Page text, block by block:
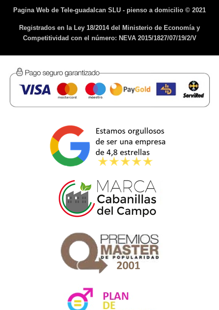
Pagina Web de Tele-guadalcan SLU - pienso a domicilio © 2021
Registrados en la Ley 18/2014 del Ministerio de Economía y
Competitividad con el número: NEVA 2015/1827/07/19/2/V